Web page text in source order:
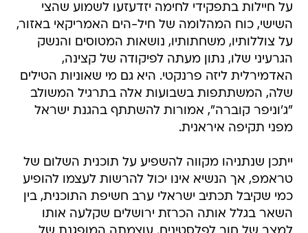
על חיילות בתפקידי לחימה יזדעזעו לשמוע שהצי
השישי, כוח המהלומה של חיל-הים האמריקאי באזור,
על צוללותיו, משחתותיו, נושאות המטוסים והנשק
הגרעיני שלו, נתון מעתה לפיקודה של קצינה,
האדמירלית ליזה פרנקטי. היא גם מי שאוניות הטילים
שלה, המשתתפות בשבועות אלה בתרגיל המשולב
"ג'וניפר קוברה", אמורות להשתתף בהגנת ישראל
מפני תקיפה איראנית.
ייתכן שנתניהו מקווה להשפיע על תוכנית השלום של
טראמפ, אך הנשיא אינו יכול להרשות לעצמו להופיע
כמי שקיבל תכתיב ישראלי ערב חשיפת התוכנית, בין
השאר בגלל אותה הכרזת ירושלים שקלעה אותו